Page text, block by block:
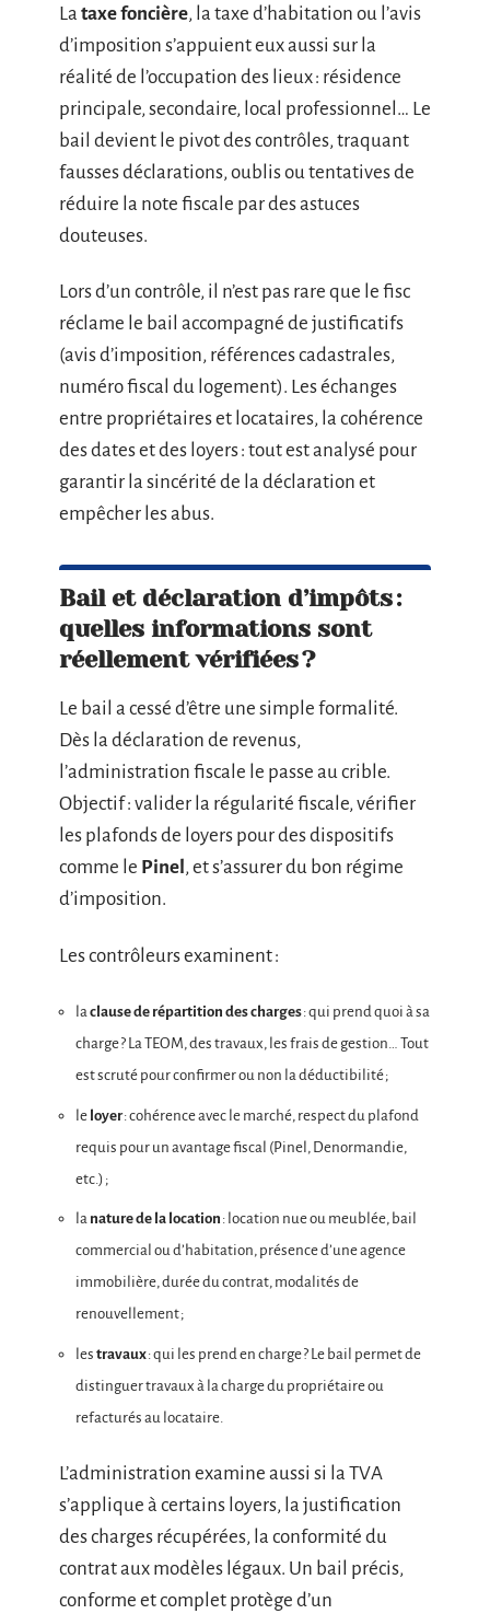
La taxe foncière, la taxe d’habitation ou l’avis
d’imposition s’appuient eux aussi sur la
réalité de l’occupation des lieux : résidence
principale, secondaire, local professionnel… Le
bail devient le pivot des contrôles, traquant
fausses déclarations, oublis ou tentatives de
réduire la note fiscale par des astuces
douteuses.
Lors d’un contrôle, il n’est pas rare que le fisc
réclame le bail accompagné de justificatifs
(avis d’imposition, références cadastrales,
numéro fiscal du logement). Les échanges
entre propriétaires et locataires, la cohérence
des dates et des loyers : tout est analysé pour
garantir la sincérité de la déclaration et
empêcher les abus.
Bail et déclaration d’impôts :
quelles informations sont
réellement vérifiées ?
Le bail a cessé d’être une simple formalité.
Dès la déclaration de revenus,
l’administration fiscale le passe au crible.
Objectif : valider la régularité fiscale, vérifier
les plafonds de loyers pour des dispositifs
comme le Pinel, et s’assurer du bon régime
d’imposition.
Les contrôleurs examinent :
laclause de répartition des charges: qui prend quoi à sa
charge ? La TEOM, des travaux, les frais de gestion… Tout
est scruté pour confirmer ou non la déductibilité ;
le loyer: cohérence avec le marché, respect du plafond
requis pour un avantage fiscal (Pinel, Denormandie,
etc.) ;
la nature de la location : location nue ou meublée, bail
commercial ou d’habitation, présence d’une agence
immobilière, durée du contrat, modalités de
renouvellement ;
les travaux: qui les prend en charge ? Le bail permet de
distinguer travaux à la charge du propriétaire ou
refacturés au locataire.
L’administration examine aussi si la TVA
s’applique à certains loyers, la justification
des charges récupérées, la conformité du
contrat aux modèles légaux. Un bail précis,
conforme et complet protège d’un